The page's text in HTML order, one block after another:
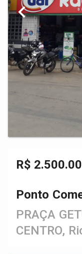
chevron_left
R$
Ponto
PRAÇA
CENTRO,